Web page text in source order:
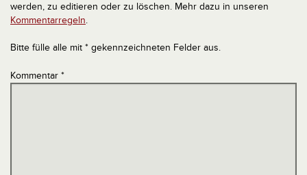
werden, zu editieren oder zu löschen. Mehr dazu in unseren
Kommentarregeln.
Bitte fülle alle mit * gekennzeichneten Felder aus.
Kommentar *